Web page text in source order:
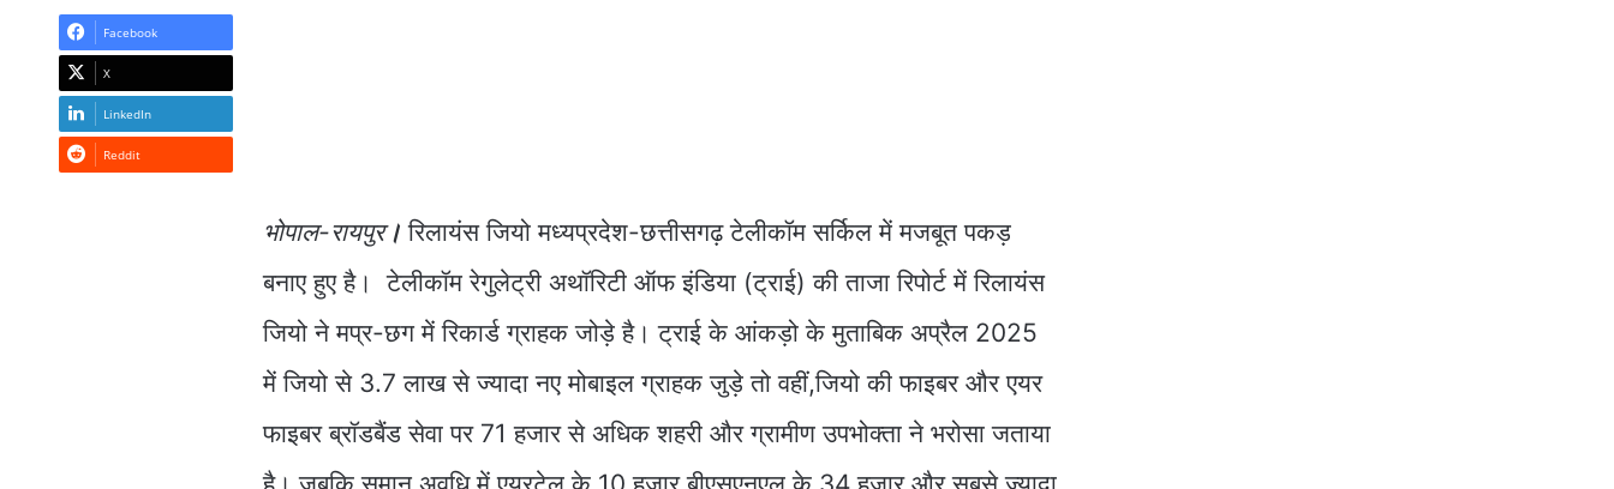
भोपाल-रायपुर। रिलायंस जियो मध्यप्रदेश-छत्तीसगढ़ टेलीकॉम सर्किल में मजबूत पकड़
बनाए हुए है। टेलीकॉम रेगुलेट्री अथॉरिटी ऑफ इंडिया (ट्राई) की ताजा रिपोर्ट में रिलायंस
जियो ने मप्र-छग में रिकार्ड ग्राहक जोड़े है। ट्राई के आंकड़ो के मुताबिक अप्रैल 2025
में जियो से 3.7 लाख से ज्यादा नए मोबाइल ग्राहक जुड़े तो वहीं,जियो की फाइबर और एयर
फाइबर ब्रॉडबैंड सेवा पर 71 हजार से अधिक शहरी और ग्रामीण उपभोक्ता ने भरोसा जताया
Facebook
X
LinkedIn
Reddit